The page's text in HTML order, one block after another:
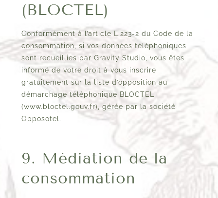
(BLOCTEL)
Conformément à l’article L.223-2 du Code de la
consommation, si vos données téléphoniques
sont recueillies par Gravity Studio, vous êtes
informé de votre droit à vous inscrire
gratuitement sur la liste d’opposition au
démarchage téléphonique BLOCTEL
(www.bloctel.gouv.fr), gérée par la société
Opposotel.
9. Médiation de la
consommation